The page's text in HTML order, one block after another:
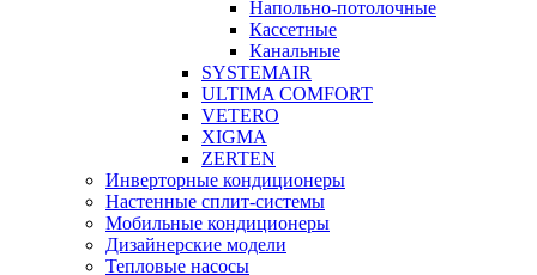
Напольно-потолочные
Кассетные
Канальные
SYSTEMAIR
ULTIMA COMFORT
VETERO
XIGMA
ZERTEN
Инверторные кондиционеры
Настенные сплит-системы
Мобильные кондиционеры
Дизайнерские модели
Тепловые насосы